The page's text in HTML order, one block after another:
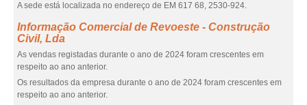
A sede está localizada no endereço de EM 617 68, 2530-924.
Informação Comercial de Revoeste - Construção
Civil, Lda
As vendas registadas durante o ano de 2024 foram crescentes em
respeito ao ano anterior.
Os resultados da empresa durante o ano de 2024 foram crescentes em
respeito ao ano anterior.